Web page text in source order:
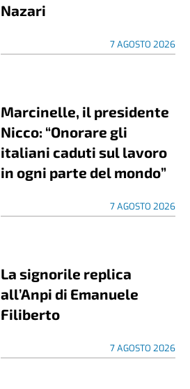
Nazari
7 AGOSTO 2026
Marcinelle, il presidente
Nicco: “Onorare gli
italiani caduti sul lavoro
in ogni parte del mondo”
7 AGOSTO 2026
La signorile replica
all’Anpi di Emanuele
Filiberto
7 AGOSTO 2026